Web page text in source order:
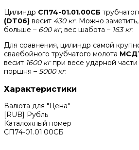
Цилиндр СП74-01.01.00СБ
(DT06) весит 430 кг. Можно
больше – 600 кг, вес шабота – 163 кг.
Для сравнения, цилиндр самой
сваебойного трубчатого молота
весит 1600 кгпри весе ударной части
поршня – 5000 кг.
Характеристики
Валюта для "Цена"
[RUB] Рубль
Каталожный номер
СП74-01.01.00СБ